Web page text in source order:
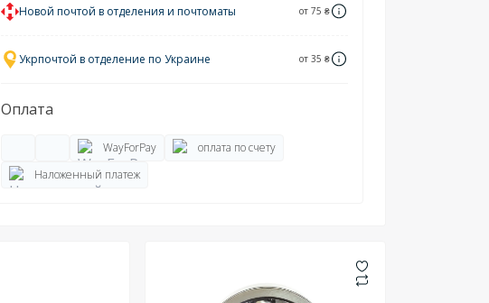
Новой почтой в отделения и почтоматы от 75 ₴
Укрпочтой в отделение по Украине от 35 ₴
Оплата
WayForPay
оплата по счету
Наложенный платеж